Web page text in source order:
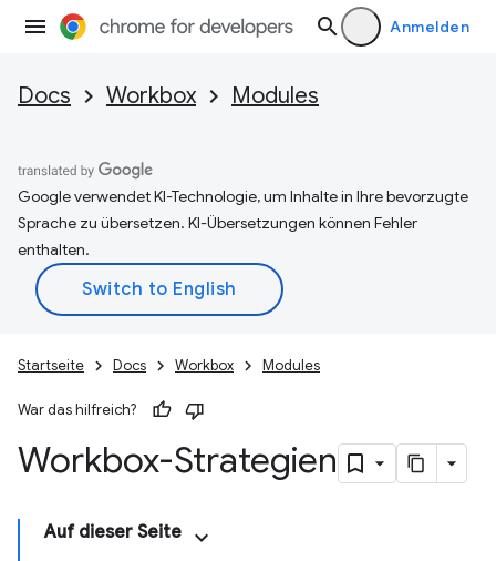
Anmelden
Docs Workbox Modules
Google verwendet KI-Technologie, um Inhalte in Ihre bevorzugte
Sprache zu übersetzen. KI-Übersetzungen können Fehler
enthalten.
Startseite Docs Workbox Modules
War das hilfreich?
Workbox-Strategien
Auf dieser Seite